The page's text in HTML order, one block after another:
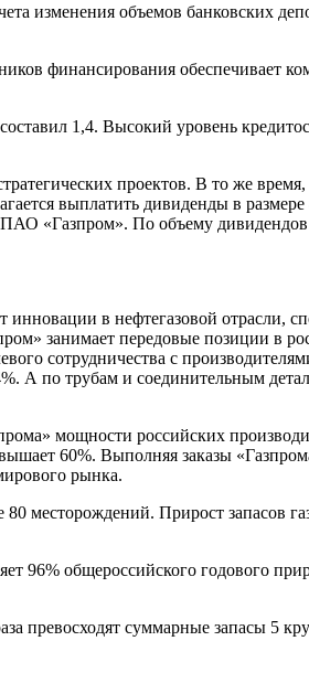
изменения объемов банковских
финансирования обеспечивает
1,4. Высокий уровень
проектов. В то же
выплатить дивиденды в
«Газпром». По объему дивидендов
в нефтегазовой отрасли,
занимает передовые позиции в
сотрудничества с
А по трубам и соединительным
мощности российских
60%. Выполняя заказы
рынка.
месторождений. Прирост запасов
96% общероссийского годового
превосходят суммарные запасы 5